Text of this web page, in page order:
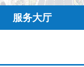
服务大厅